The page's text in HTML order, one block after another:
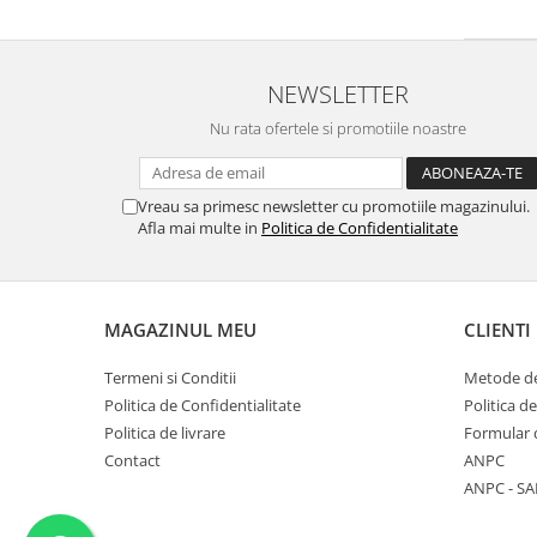
NEWSLETTER
Nu rata ofertele si promotiile noastre
Vreau sa primesc newsletter cu promotiile magazinului.
Afla mai multe in Politica de Confidentialitate
MAGAZINUL MEU
Termeni si Conditii
Politica de Confidentialitate
Politica de livrare
Contact
CLIENTI
Metode
Politica
Formular
ANPC
ANPC -